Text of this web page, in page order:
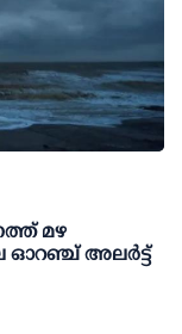
മഴ
ഓറഞ്ച് അലർട്ട്